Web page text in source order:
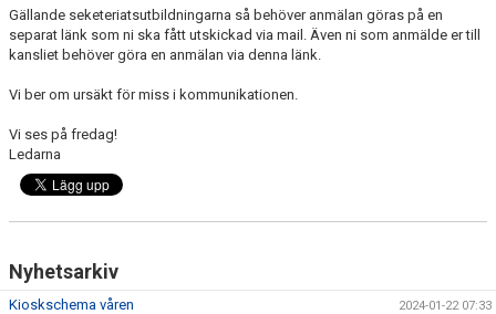
Gällande seketeriatsutbildningarna så behöver anmälan göras på en
separat länk som ni ska fått utskickad via mail. Även ni som anmälde er till
kansliet behöver göra en anmälan via denna länk.
Vi ber om ursäkt för miss i kommunikationen.
Vi ses på fredag!
Ledarna
Nyhetsarkiv
Kioskschema våren 2024-01-22 07:33